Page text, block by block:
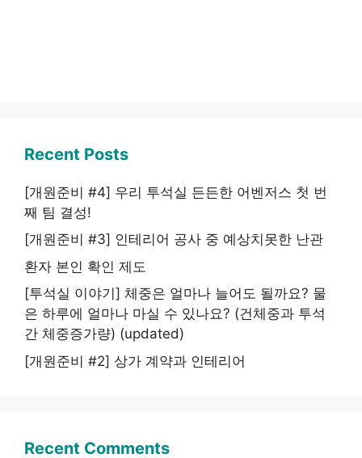
Recent Posts
[개원준비 #4] 우리 투석실 든든한 어벤저스 첫 번
째 팀 결성!
[개원준비 #3] 인테리어 공사 중 예상치못한 난관
환자 본인 확인 제도
[투석실 이야기] 체중은 얼마나 늘어도 될까요? 물
은 하루에 얼마나 마실 수 있나요? (건체중과 투석
간 체중증가량) (updated)
[개원준비 #2] 상가 계약과 인테리어
Recent Comments